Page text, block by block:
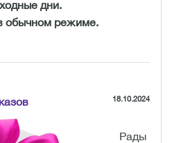
дни.
обычном режиме.
18.10.2024
Рады